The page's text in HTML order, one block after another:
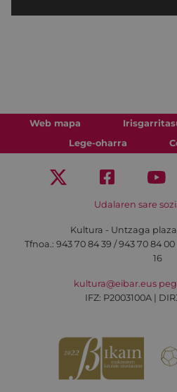
Web mapa
Lege-oharra
Udalaren sare
Kultura - Untzaga
Tfnoa.: 943 70 84 39 / 943 70 84
16
kultura@eibar.eus
IFZ: P2003100A |